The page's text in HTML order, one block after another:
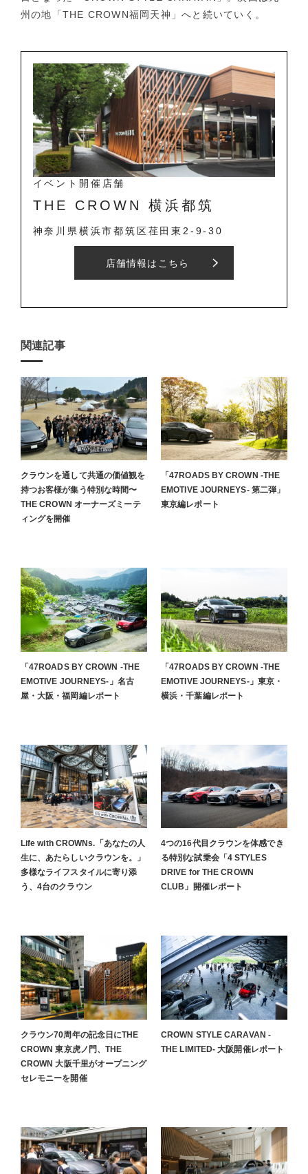
州の地「THE CROWN福岡天神」へと続いていく。
イベント開催店舗
THE CROWN 横浜都筑
神奈川県横浜市都筑区荏田東 2-9-30
店舗情報はこちら
関連記事
クラウンを通して共通の価値観を
持つお客様が集う特別な時間〜
THE CROWN オーナーズミーテ
ィングを開催
「47ROADS BY CROWN -THE
EMOTIVE JOURNEYS- 第二弾」
東京編レポート
「47ROADS BY CROWN -THE
EMOTIVE JOURNEYS-」名古
屋・大阪・福岡編レポート
「47ROADS BY CROWN -THE
EMOTIVE JOURNEYS-」東京・
横浜・千葉編レポート
Life with CROWNs.「あなたの人
生に、あたらしいクラウンを。」
多様なライフスタイルに寄り添
う、4台のクラウン
4つの16代目クラウンを体感でき
る特別な試乗会「4 STYLES
DRIVE for THE CROWN
CLUB」開催レポート
クラウン70周年の記念日にTHE
CROWN 東京虎ノ門、THE
CROWN 大阪千里がオープニング
セレモニーを開催
CROWN STYLE CARAVAN -
THE LIMITED- 大阪開催レポート